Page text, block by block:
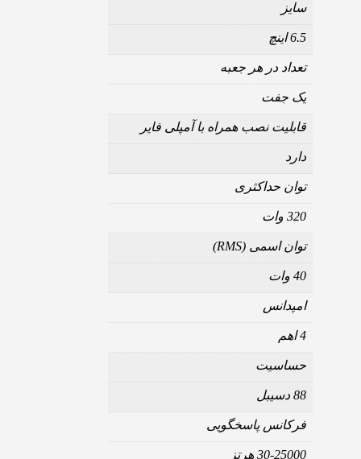
سایز
6.5 اینچ
تعداد در هر جعبه
یک جفت
قابلیت نصب همراه با آمپلی فایر
دارد
توان حداکثری
320 وات
توان اسمی (RMS)
40 وات
امپدانس
4 اهم
حساسیت
88 دسیبل
فرکانس پاسخگویی
30-25000 هرتز